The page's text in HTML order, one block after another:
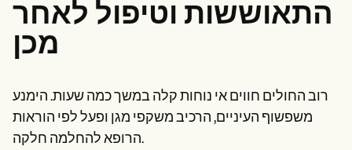
התאוששות וטיפול לאחר
מכן
רוב החולים חווים אי נוחות קלה במשך כמה שעות. הימנע
משפשוף העיניים, הרכיב משקפי מגן ופעל לפי הוראות
הרופא להחלמה חלקה.